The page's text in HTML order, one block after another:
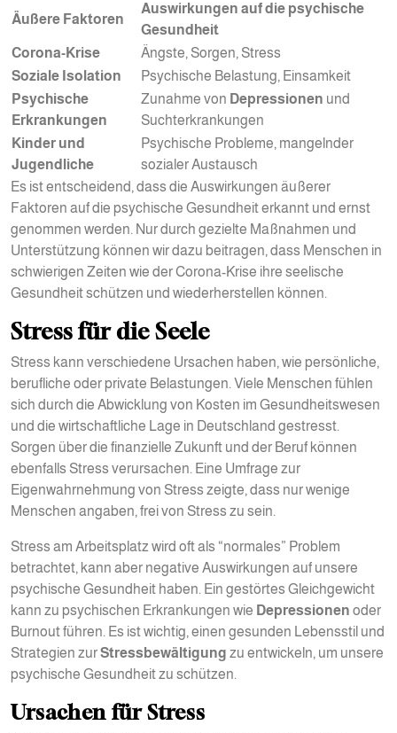
Äußere Faktoren
Auswirkungen auf die psychische
Gesundheit
Corona-Krise
Ängste, Sorgen, Stress
Soziale Isolation
Psychische Belastung, Einsamkeit
Psychische
Erkrankungen
Zunahme von Depressionen und
Suchterkrankungen
Kinder und
Jugendliche
Psychische Probleme, mangelnder
sozialer Austausch
Es ist entscheidend, dass die Auswirkungen äußerer
Faktoren auf die psychische Gesundheit erkannt und ernst
genommen werden. Nur durch gezielte Maßnahmen und
Unterstützung können wir dazu beitragen, dass Menschen in
schwierigen Zeiten wie der Corona-Krise ihre seelische
Gesundheit schützen und wiederherstellen können.
Stress für die Seele
Stress kann verschiedene Ursachen haben, wie persönliche,
berufliche oder private Belastungen. Viele Menschen fühlen
sich durch die Abwicklung von Kosten im Gesundheitswesen
und die wirtschaftliche Lage in Deutschland gestresst.
Sorgen über die finanzielle Zukunft und der Beruf können
ebenfalls Stress verursachen. Eine Umfrage zur
Eigenwahrnehmung von Stress zeigte, dass nur wenige
Menschen angaben, frei von Stress zu sein.
Stress am Arbeitsplatz wird oft als “normales” Problem
betrachtet, kann aber negative Auswirkungen auf unsere
psychische Gesundheit haben. Ein gestörtes Gleichgewicht
kann zu psychischen Erkrankungen wie Depressionen oder
Burnout führen. Es ist wichtig, einen gesunden Lebensstil und
Strategien zurStressbewältigung zu entwickeln, um unsere
psychische Gesundheit zu schützen.
Ursachen für Stress